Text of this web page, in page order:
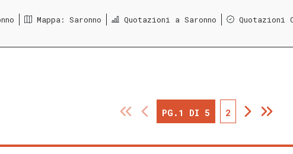
Mappa: Saronno Quotazioni a Saronno
Quotazioni
PG.1 DI 5 2